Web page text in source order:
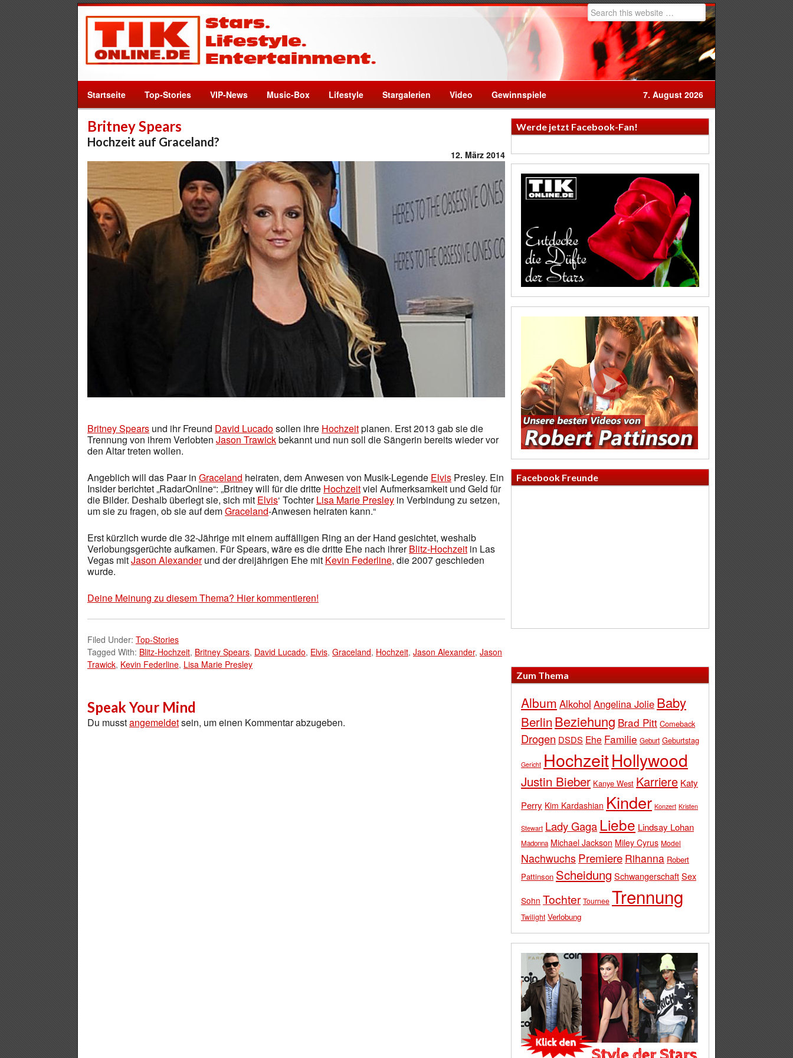
Startseite Top-Stories VIP-News Music-Box Lifestyle Stargalerien Video Gewinnspiele 7. August 2026
Britney Spears
Hochzeit auf Graceland?
12. März 2014
Britney Spears und ihr Freund David Lucadosollen ihre Hochzeitplanen. Erst 2013 gab sie die
Trennung von ihrem Verlobten Jason Trawickbekannt und nun soll die Sängerin bereits wieder vor
den Altar treten wollen.
Angeblich will das Paar in Graceland heiraten, dem Anwesen von Musik-Legende Elvis Presley. Ein
Insider berichtet „RadarOnline“: „Britney will für die dritte Hochzeitviel Aufmerksamkeit und Geld für
die Bilder. Deshalb überlegt sie, sich mit Elvis‘ TochterLisa Marie Presley in Verbindung zu setzen,
um sie zu fragen, ob sie auf demGraceland-Anwesen heiraten kann.“
Erst kürzlich wurde die 32-Jährige mit einem auffälligen Ring an der Hand gesichtet, weshalb
Verlobungsgerüchte aufkamen. Für Spears, wäre es die dritte Ehe nach ihrerBlitz-Hochzeit in Las
Vegas mitJason Alexanderund der dreijährigen Ehe mit Kevin Federline, die 2007 geschieden
wurde.
Deine Meinung zu diesem Thema? Hier kommentieren!
Filed Under: Top-Stories
Tagged With: Blitz-Hochzeit, Britney Spears, David Lucado, Elvis, Graceland, Hochzeit, Jason Alexander, Jason
Trawick, Kevin Federline, Lisa Marie Presley
Speak Your Mind
Du musstangemeldetsein, um einen Kommentar abzugeben.
Werde jetzt Facebook-Fan!
Facebook Freunde
Zum Thema
Album Alkohol Angelina Jolie Baby
Berlin Beziehung Brad Pitt Comeback
Drogen DSDS Ehe Familie Geburt Geburtstag
Gericht HochzeitHollywood
Justin Bieber Kanye West Karriere Katy
Perry Kim Kardashian Kinder Konzert Kristen
Stewart Lady Gaga Liebe Lindsay Lohan
Madonna Michael Jackson Miley Cyrus Model
Nachwuchs Premiere Rihanna Robert
Pattinson Scheidung SchwangerschaftSex
Sohn Tochter Tournee Trennung
Twilight Verlobung